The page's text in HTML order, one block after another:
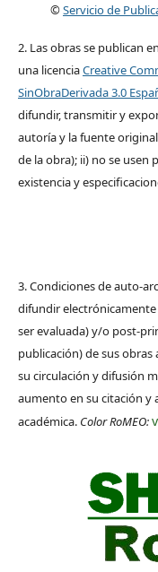
©Servicio de
2. Las obras se publican
una licenciaCreative
SinObraDerivada 3.0
difundir, transmitir y
autoría y la fuente
de la obra); ii) no se usen
existencia y
3. Condiciones de auto-
difundir
ser evaluada) y/o post-
publicación) de sus
su circulación y difusión
aumento en su citación y
académica. Color RoMEO: